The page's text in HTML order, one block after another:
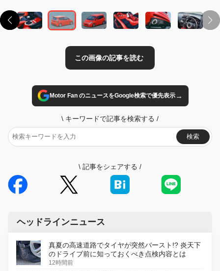
Motor Fan のニュースをGoogle検索で優先表示→
\ キーワードで記事を検索する /
検索
\ 記事をシェアする /
ヘッドラインニュース
真夏の高速道路でタイヤが突然バースト!? 炎天下
のドライブ前に知っておくべき点検内容とは
12時間前